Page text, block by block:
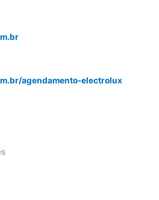
agendamento-electrolux